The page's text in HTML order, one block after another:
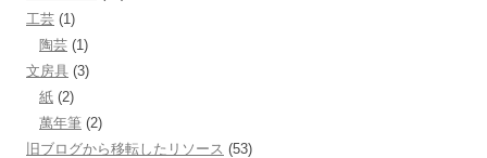
工芸 (1)
陶芸 (1)
文房具 (3)
紙 (2)
萬年筆 (2)
旧ブログから移転したリソース (53)